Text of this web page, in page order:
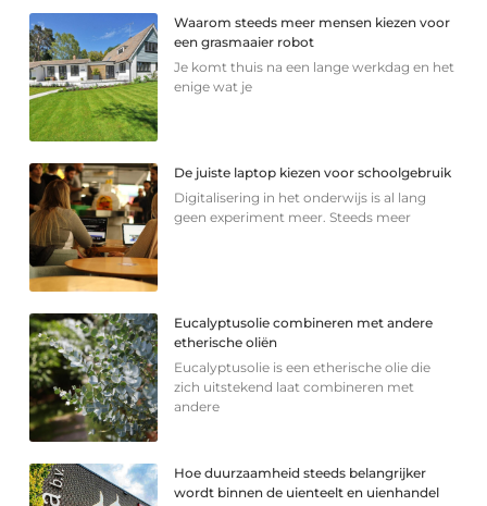
Waarom steeds meer mensen kiezen voor
een grasmaaier robot
Je komt thuis na een lange werkdag en het
enige wat je
De juiste laptop kiezen voor schoolgebruik
Digitalisering in het onderwijs is al lang
geen experiment meer. Steeds meer
Eucalyptusolie combineren met andere
etherische oliën
Eucalyptusolie is een etherische olie die
zich uitstekend laat combineren met
andere
Hoe duurzaamheid steeds belangrijker
wordt binnen de uienteelt en uienhandel